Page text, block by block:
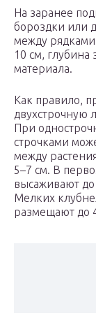
На заранее
бороздки или
между
10 см, глубина
материала.
Как правило,
двухстрочную
При
строчками
между
5–7 см. В
высаживают
Мелких
размещают до